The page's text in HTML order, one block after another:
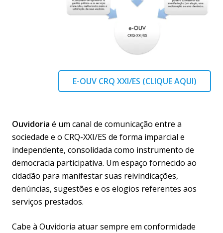
E-OUV CRQ XXI/ES (CLIQUE AQUI)
Ouvidoria é um canal de comunicação entre a
sociedade e o CRQ-XXI/ES de forma imparcial e
independente, consolidada como instrumento de
democracia participativa. Um espaço fornecido ao
cidadão para manifestar suas reivindicações,
denúncias, sugestões e os elogios referentes aos
serviços prestados.
Cabe à Ouvidoria atuar sempre em conformidade